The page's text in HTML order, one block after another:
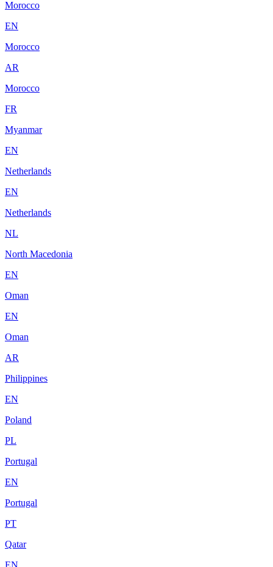
Morocco
EN
Morocco
AR
Morocco
FR
Myanmar
EN
Netherlands
EN
Netherlands
NL
North Macedonia
EN
Oman
EN
Oman
AR
Philippines
EN
Poland
PL
Portugal
EN
Portugal
PT
Qatar